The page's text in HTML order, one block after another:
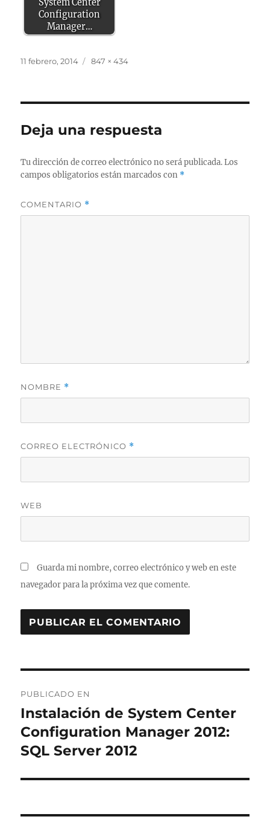
System Center
Configuration
Manager…
Publicado
11 febrero, 2014
Tamaño
847 × 434
Deja una respuesta
Tu dirección de correo electrónico no será publicada. Los
campos obligatorios están marcados con *
COMENTARIO *
NOMBRE *
CORREO ELECTRÓNICO *
WEB
Guarda mi nombre, correo electrónico y web en este
navegador para la próxima vez que comente.
de
entradas
PUBLICADO EN
Instalación de System Center
Configuration Manager 2012:
SQL Server 2012